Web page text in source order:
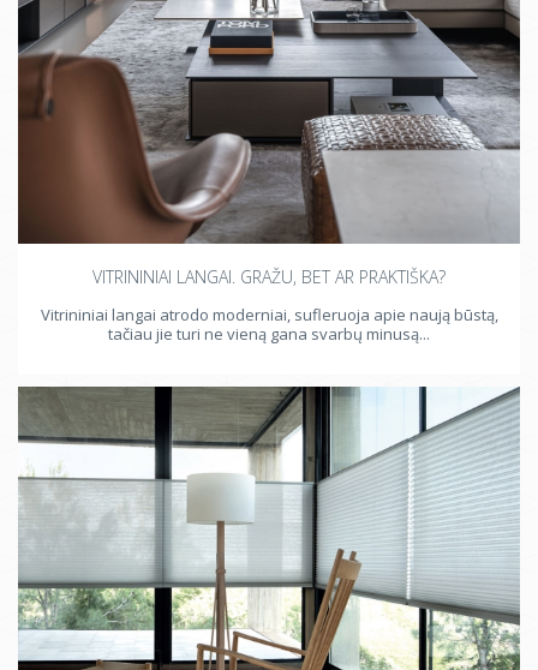
VITRININIAI LANGAI. GRAŽU, BET AR PRAKTIŠKA?
Vitrininiai langai atrodo moderniai, sufleruoja apie naują būstą,
tačiau jie turi ne vieną gana svarbų minusą...